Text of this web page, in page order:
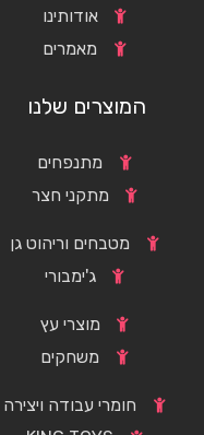
אודותינו
מאמרים
המוצרים שלנו
מתנפחים
מתקני חצר
מטבחים וריהוט גן
ג'ימבורי
מוצרי עץ
משחקים
חומרי עבודה ויצירה